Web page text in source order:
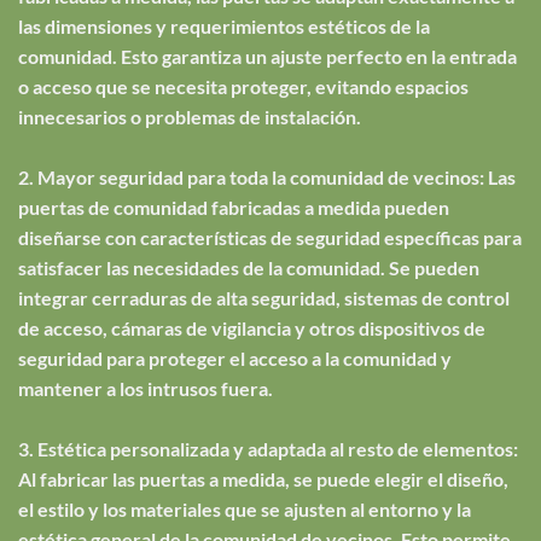
las dimensiones y requerimientos estéticos de la
comunidad. Esto garantiza un ajuste perfecto en la entrada
o acceso que se necesita proteger, evitando espacios
innecesarios o problemas de instalación.
2. Mayor seguridad para toda la comunidad de vecinos: Las
puertas de comunidad fabricadas a medida pueden
diseñarse con características de seguridad específicas para
satisfacer las necesidades de la comunidad. Se pueden
integrar cerraduras de alta seguridad, sistemas de control
de acceso, cámaras de vigilancia y otros dispositivos de
seguridad para proteger el acceso a la comunidad y
mantener a los intrusos fuera.
3. Estética personalizada y adaptada al resto de elementos:
Al fabricar las puertas a medida, se puede elegir el diseño,
el estilo y los materiales que se ajusten al entorno y la